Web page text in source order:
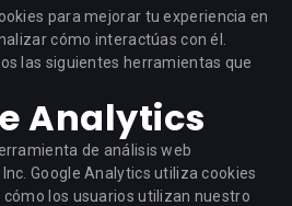
para mejorar tu experiencia en
cómo interactúas con él.
las siguientes herramientas que
Analytics
de análisis web
Google Analytics utiliza cookies
los usuarios utilizan nuestro